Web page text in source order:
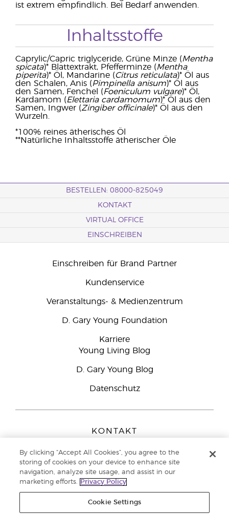
ist extrem empfindlich. Bei Bedarf anwenden.
Inhaltsstoffe
Caprylic/Capric triglyceride, Grüne Minze (Mentha
spicata)* Blattextrakt, Pfefferminze (Mentha
piperita)* Öl, Mandarine (Citrus reticulata)* Öl aus
den Schalen, Anis (Pimpinella anisum)* Öl aus
den Samen, Fenchel (Foeniculum vulgare)* Öl,
Kardamom (Elettaria cardamomum)* Öl aus den
Samen, Ingwer (Zingiber officinale)* Öl aus den
Wurzeln.
*100% reines ätherisches Öl
**Natürliche Inhaltsstoffe ätherischer Öle
BESTELLEN: 08000-825049
KONTAKT
VIRTUAL OFFICE
EINSCHREIBEN
Einschreiben für Brand Partner
Kundenservice
Veranstaltungs- & Medienzentrum
D. Gary Young Foundation
Karriere
Young Living Blog
D. Gary Young Blog
Datenschutz
KONTAKT
Peizerweg 97
9727 AJ Groningen
Netherlands
Kundenservice:08000-825049
By clicking “Accept All Cookies”, you agree to the
storing of cookies on your device to enhance site
navigation, analyze site usage, and assist in our
marketing efforts.
Privacy Policy
Cookie Settings